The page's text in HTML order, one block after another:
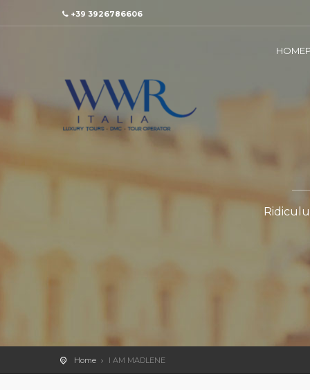
+39 3926786606
Home I AM MADLENE